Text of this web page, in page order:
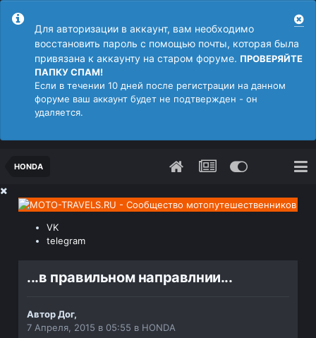
Для авторизации в аккаунт, вам необходимо
восстановить пароль с помощью почты, которая была
привязана к аккаунту на старом форуме. ПРОВЕРЯЙТЕ
ПАПКУ СПАМ!
Если в течении 10 дней после регистрации на данном
форуме ваш аккаунт будет не подтвержден - он
удаляется.
HONDA
VK
telegram
...в правильном направлнии...
АвторДог,
7 Апреля, 2015 в 05:55 в HONDA